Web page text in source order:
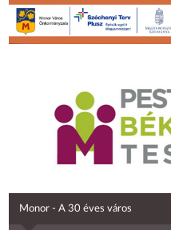
Monor - A 30 éves város